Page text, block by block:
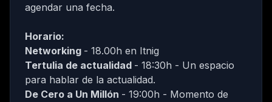
agendar una fecha.
Horario:
Networking - 18.00h en Itnig
Tertulia de actualidad - 18:30h - Un espacio
para hablar de la actualidad.
De Cero a Un Millón - 19:00h - Momento de